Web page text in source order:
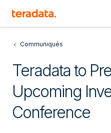
Communiqués
Teradata to
Upcoming
Conference